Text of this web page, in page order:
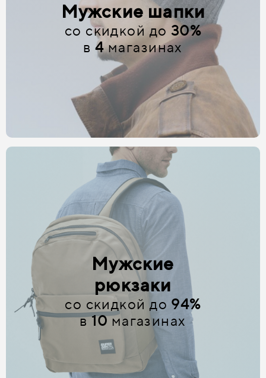
Мужские шапки
со скидкой до 30%
в4магазинах
Мужские
рюкзаки
со скидкой до 94%
в10магазинах